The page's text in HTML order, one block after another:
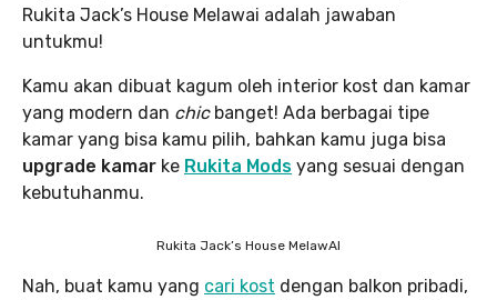
Rukita Jack’s House Melawai adalah jawaban
untukmu!
Kamu akan dibuat kagum oleh interior kost dan kamar
yang modern dan chicbanget! Ada berbagai tipe
kamar yang bisa kamu pilih, bahkan kamu juga bisa
upgrade kamar ke Rukita Mods yang sesuai dengan
kebutuhanmu.
Rukita Jack’s House MelawAI
Nah, buat kamu yang cari kost dengan balkon pribadi,